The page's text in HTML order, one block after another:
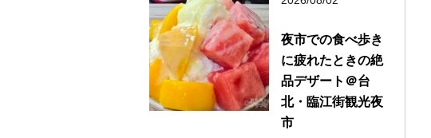
夜市での食べ歩き
に疲れたときの絶
品デザート＠台
北・臨江街観光夜
市